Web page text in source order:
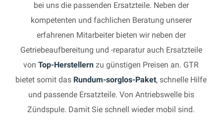
bei uns die passenden Ersatzteile. Neben der
kompetenten und fachlichen Beratung unserer
erfahrenen Mitarbeiter bieten wir neben der
Getriebeaufbereitung und -reparatur auch Ersatzteile
von Top-Herstellern zu günstigen Preisen an. GTR
bietet somit das Rundum-sorglos-Paket, schnelle Hilfe
und passende Ersatzteile. Von Antriebswelle bis
Zündspule. Damit Sie schnell wieder mobil sind.